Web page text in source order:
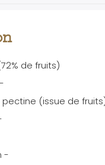
de fruits)
pectine (issue de
-